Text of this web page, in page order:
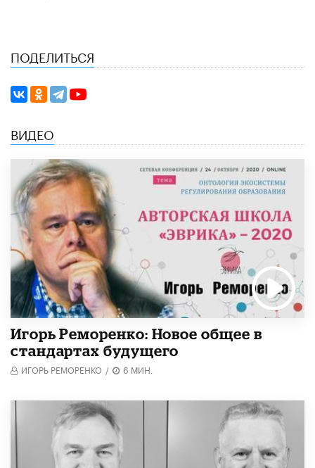
ПОДЕЛИТЬСЯ
ВИДЕО
Игорь Реморенко: Новое общее в
стандартах будущего
ИГОРЬ РЕМОРЕНКО / 6 МИН.